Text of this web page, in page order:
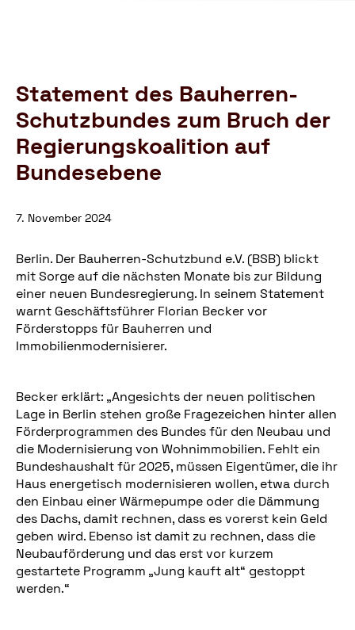
Statement des Bauherren-
Schutzbundes zum Bruch der
Regierungskoalition auf
Bundesebene
7. November 2024
Berlin. Der Bauherren-Schutzbund e.V. (BSB) blickt
mit Sorge auf die nächsten Monate bis zur Bildung
einer neuen Bundesregierung. In seinem Statement
warnt Geschäftsführer Florian Becker vor
Förderstopps für Bauherren und
Immobilienmodernisierer.
Becker erklärt: „Angesichts der neuen politischen
Lage in Berlin stehen große Fragezeichen hinter allen
Förderprogrammen des Bundes für den Neubau und
die Modernisierung von Wohnimmobilien. Fehlt ein
Bundeshaushalt für 2025, müssen Eigentümer, die ihr
Haus energetisch modernisieren wollen, etwa durch
den Einbau einer Wärmepumpe oder die Dämmung
des Dachs, damit rechnen, dass es vorerst kein Geld
geben wird. Ebenso ist damit zu rechnen, dass die
Neubauförderung und das erst vor kurzem
gestartete Programm „Jung kauft alt“ gestoppt
werden.“